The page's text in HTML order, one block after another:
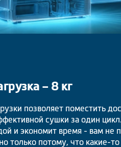
– 8 кг
позволяет поместить
сушки за один
и экономит время - вам не
только потому, что какие-